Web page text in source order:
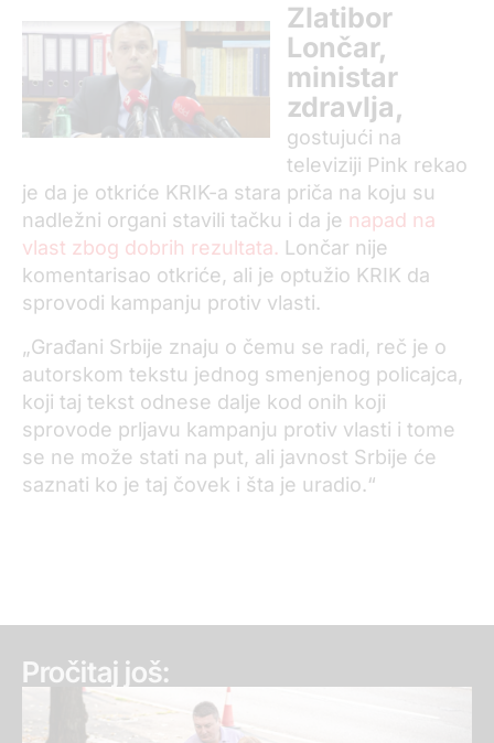
Zlatibor
Lončar,
ministar
zdravlja,
gostujući na
televiziji Pink rekao
je da je otkriće KRIK-a stara priča na koju su
nadležni organi stavili tačku i da je napad na
vlast zbog dobrih rezultata. Lončar nije
komentarisao otkriće, ali je optužio KRIK da
sprovodi kampanju protiv vlasti.
„Građani Srbije znaju o čemu se radi, reč je o
autorskom tekstu jednog smenjenog policajca,
koji taj tekst odnese dalje kod onih koji
sprovode prljavu kampanju protiv vlasti i tome
se ne može stati na put, ali javnost Srbije će
saznati ko je taj čovek i šta je uradio.“
Pročitaj još: